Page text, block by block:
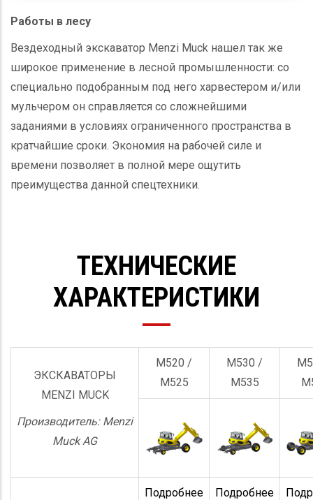
Работы в лесу
Вездеходный экскаватор Menzi Muck нашел так же
широкое применение в лесной промышленности: со
специально подобранным под него харвестером и/или
мульчером он справляется со сложнейшими
заданиями в условиях ограниченного пространства в
кратчайшие сроки. Экономия на рабочей силе и
времени позволяет в полной мере ощутить
преимущества данной спецтехники.
ТЕХНИЧЕСКИЕ
ХАРАКТЕРИСТИКИ
ЭКСКАВАТОРЫ
MENZI MUCK
Производитель: Menzi
Muck AG
M520 /
M525
M530 /
M535
Подробнее Подробнее